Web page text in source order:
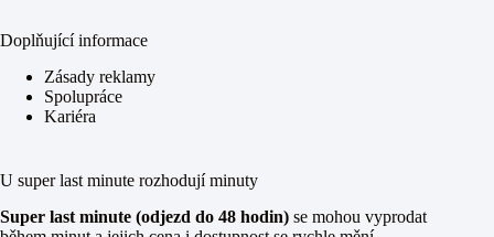
Doplňující informace
Zásady reklamy
Spolupráce
Kariéra
U super last minute rozhodují minuty
Super last minute (odjezd do 48 hodin) se mohou vyprodat